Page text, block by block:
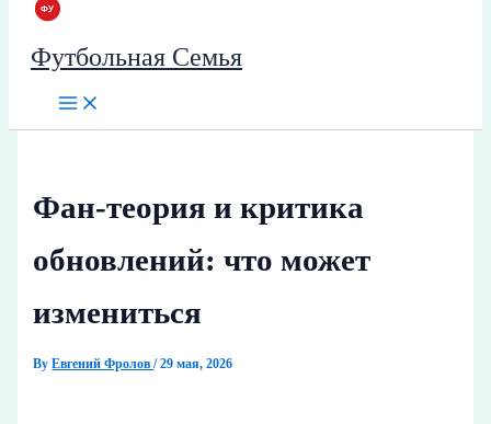
Футбольная Семья
Фан-теория и критика
обновлений: что может
измениться
ByЕвгений Фролов/29 мая, 2026